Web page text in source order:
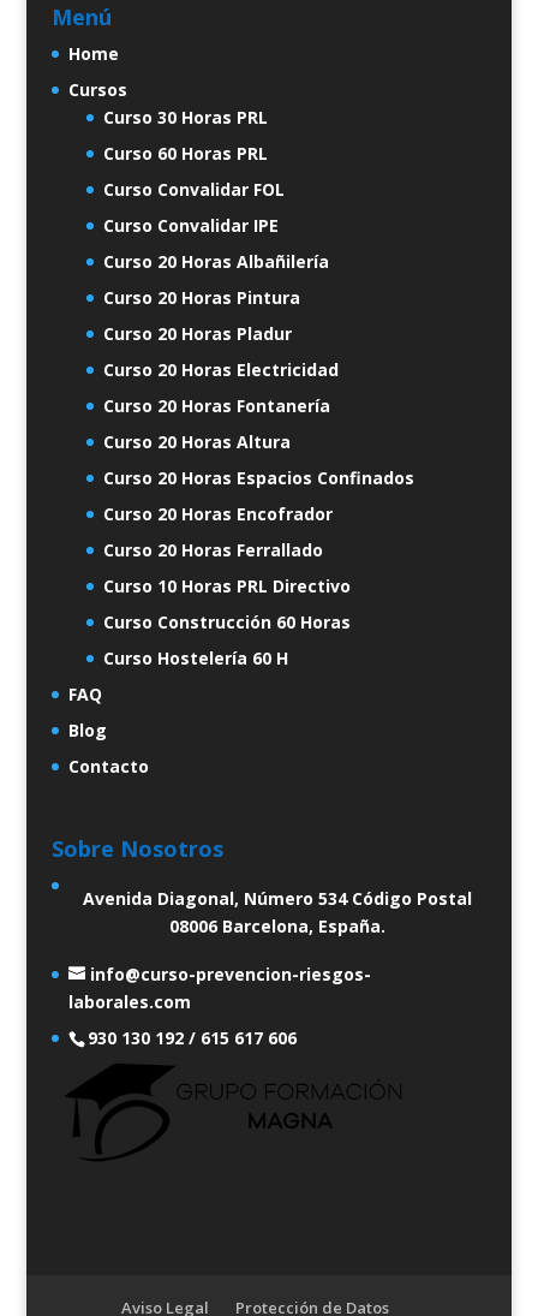
Menú
Home
Cursos
Curso 30 Horas PRL
Curso 60 Horas PRL
Curso Convalidar FOL
Curso Convalidar IPE
Curso 20 Horas Albañilería
Curso 20 Horas Pintura
Curso 20 Horas Pladur
Curso 20 Horas Electricidad
Curso 20 Horas Fontanería
Curso 20 Horas Altura
Curso 20 Horas Espacios Confinados
Curso 20 Horas Encofrador
Curso 20 Horas Ferrallado
Curso 10 Horas PRL Directivo
Curso Construcción 60 Horas
Curso Hostelería 60 H
FAQ
Blog
Contacto
Sobre Nosotros
Avenida Diagonal, Número 534 Código Postal
08006 Barcelona, España.
info@curso-prevencion-riesgos-
laborales.com
930 130 192 / 615 617 606
Aviso Legal Protección de Datos